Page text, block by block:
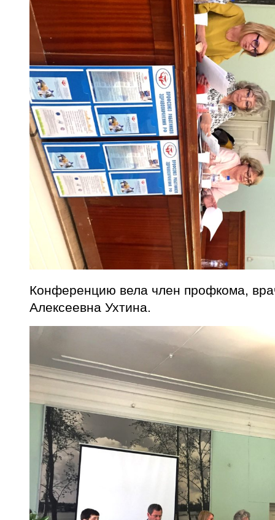
Конференцию вела член профкома,
Алексеевна Ухтина.